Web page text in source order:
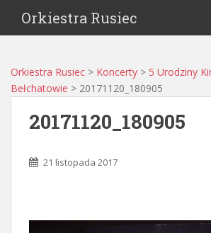
Orkiestra Rusiec
Orkiestra Rusiec > Koncerty > 5 Urodziny
Bełchatowie > 20171120_180905
20171120_180905
21 listopada 2017